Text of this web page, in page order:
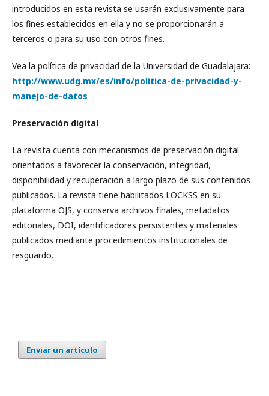
introducidos en esta revista se usarán exclusivamente para
los fines establecidos en ella y no se proporcionarán a
terceros o para su uso con otros fines.
Vea la política de privacidad de la Universidad de Guadalajara:
http://www.udg.mx/es/info/politica-de-privacidad-y-
manejo-de-datos
Preservación digital
La revista cuenta con mecanismos de preservación digital
orientados a favorecer la conservación, integridad,
disponibilidad y recuperación a largo plazo de sus contenidos
publicados. La revista tiene habilitados LOCKSS en su
plataforma OJS, y conserva archivos finales, metadatos
editoriales, DOI, identificadores persistentes y materiales
publicados mediante procedimientos institucionales de
resguardo.
Enviar un artículo